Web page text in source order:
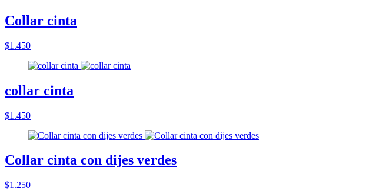
Collar cinta
$1.450
collar cinta
$1.450
Collar cinta con dijes verdes
$1.250